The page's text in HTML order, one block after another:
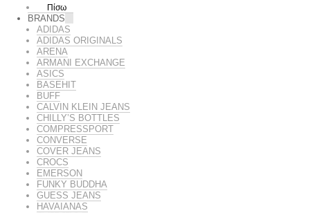
Πίσω
BRANDS
ADIDAS
ADIDAS ORIGINALS
ARENA
ARMANI EXCHANGE
ASICS
BASEHIT
BUFF
CALVIN KLEIN JEANS
CHILLY’S BOTTLES
COMPRESSPORT
CONVERSE
COVER JEANS
CROCS
EMERSON
FUNKY BUDDHA
GUESS JEANS
HAVAIANAS